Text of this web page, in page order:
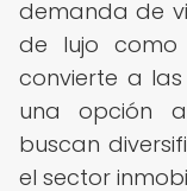
demanda de
de lujo como
convierte a
una opción
buscan
el sector